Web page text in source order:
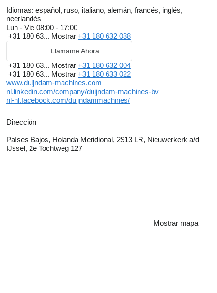
Idiomas: español, ruso, italiano, alemán, francés, inglés,
neerlandés
Lun - Vie 08:00 - 17:00
+31 180 63... Mostrar +31 180 632 088
Llámame Ahora
+31 180 63... Mostrar +31 180 632 004
+31 180 63... Mostrar +31 180 633 022
www.duijndam-machines.com
nl.linkedin.com/company/duijndam-machines-bv
nl-nl.facebook.com/duijndammachines/
Dirección
Países Bajos, Holanda Meridional, 2913 LR, Nieuwerkerk a/d
IJssel, 2e Tochtweg 127
Mostrar mapa